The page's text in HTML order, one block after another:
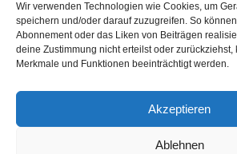
Wir verwenden Technologien wie Cookies, um
speichern und/oder darauf zuzugreifen. So
Abonnement oder das Liken von Beiträgen
deine Zustimmung nicht erteilst oder zurückziehst,
Merkmale und Funktionen beeinträchtigt werden.
Akzeptieren
Ablehnen
Lesezeichen für denPermalink.
Kirchenkreis Essen | Referat für Presse- und
Haus der Evangelischen Kirche | III. Hagen
Impressum|Datenschutz
Fon 0201 / 22 05-221 | Fax 0201 / 22